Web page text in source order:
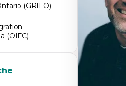
(GRIFO)
(OIFC)
Réfugiés